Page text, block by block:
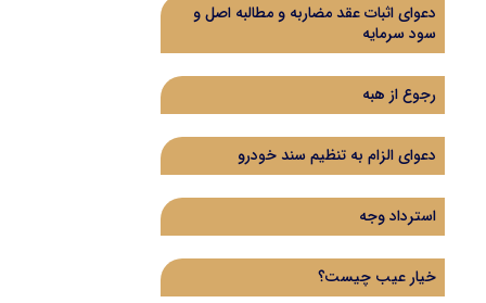
دعوای اثبات عقد مضاربه و مطالبه اصل و
سود سرمایه
رجوع از هبه
دعوای الزام به تنظیم سند خودرو
استرداد وجه
خیار عیب چیست؟